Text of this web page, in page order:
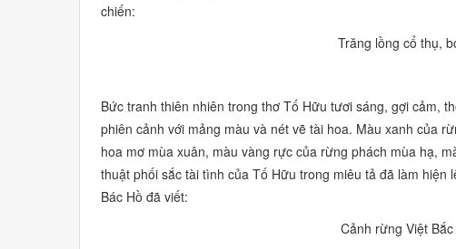
chiến:
Trăng lồng cổ thụ,
Bức tranh thiên nhiên trong thơ Tố Hữu tươi sáng, gợi cảm,
phiên cảnh với mảng màu và nét vẽ tài hoa. Màuxanh của
hoa mơ mùa xuân, màuvàng rực của rừng phách mùa hạ,
thuật phối sắc tài tình của Tố Hữu trong miêu tả đã làm
Bác Hồ đã viết:
Cảnh rừng Việt